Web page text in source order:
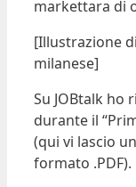
markettara di
[Illustrazione
milanese]
Su JOBtalk ho
durante il
(qui vi lascio
formato .PDF).